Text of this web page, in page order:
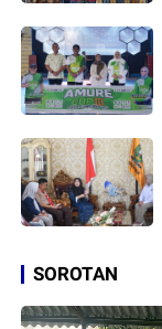
SOROTAN